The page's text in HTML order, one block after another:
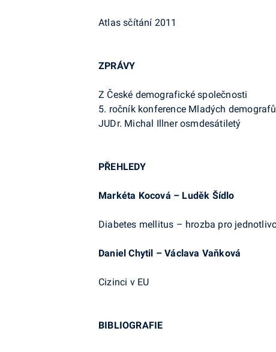
Atlas sčítání 2011
ZPRÁVY
Z České demografické společnosti
5. ročník konference Mladých demografů
JUDr. Michal Illner osmdesátiletý
PŘEHLEDY
Markéta Kocová – Luděk Šídlo
Diabetes mellitus – hrozba pro
Daniel Chytil – Václava Vaňková
Cizinci v EU
BIBLIOGRAFIE